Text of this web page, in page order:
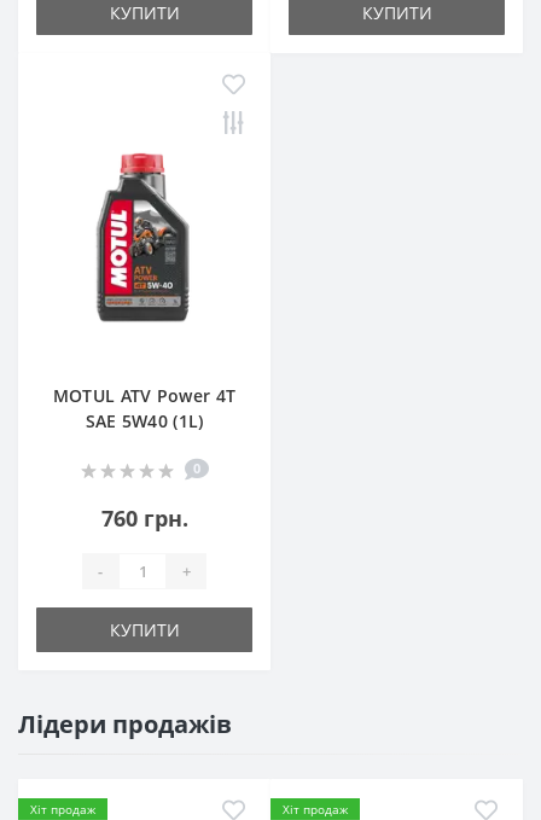
КУПИТИ КУПИТИ
MOTUL ATV Power 4T
SAE 5W40 (1L)
0
760 грн.
- +
КУПИТИ
Лідери продажів
Хіт продаж Хіт продаж